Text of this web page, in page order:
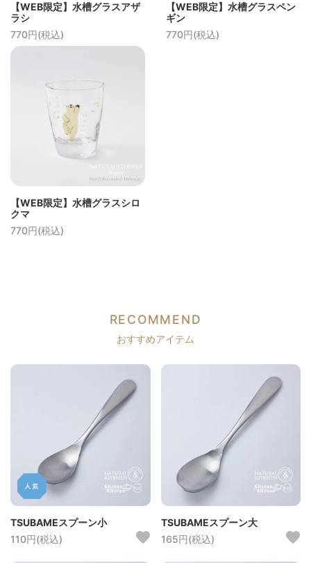
【WEB限定】水槽グラスアザ
ラシ
770円(税込)
【WEB限定】水槽グラスペン
ギン
770円(税込)
【WEB限定】水槽グラスシロ
クマ
770円(税込)
RECOMMEND
おすすめアイテム
TSUBAMEスプーン小
110円(税込)
TSUBAMEスプーン大
165円(税込)